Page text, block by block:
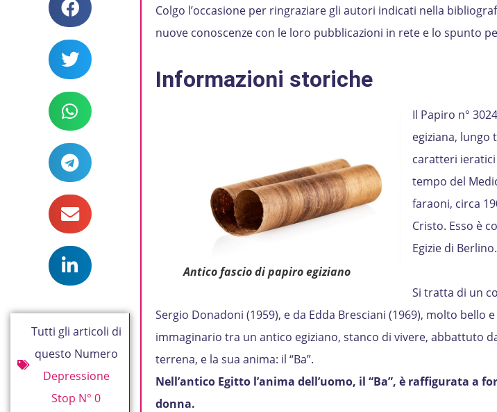
Tutti gli articoli di
questo Numero
Depressione
Stop N° 0
Colgo l’occasione per ringraziare gli autori indicati nella
nuove conoscenze con le loro pubblicazioni in rete e lo spunto
Informazioni storiche
Antico fascio di papiro egiziano
Il Papiro n°
egiziana, lungo
caratteri ieratici
tempo del
faraoni, circa
Cristo. Esso è
Egizie di Berlino.
Si tratta di un
Sergio Donadoni (1959), e da Edda Bresciani (1969), molto bello
immaginario tra un antico egiziano, stanco di vivere, abbattuto
terrena, e la sua anima: il “Ba”.
Nell’antico Egitto l’anima dell’uomo, il “Ba”, è raffigurata a
donna.